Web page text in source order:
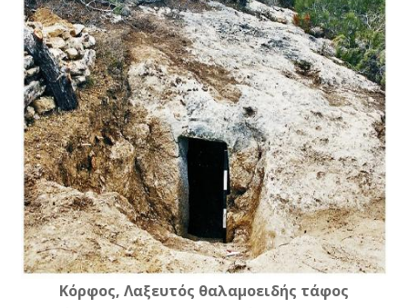
Κόρφος, Λαξευτός θαλαμοειδής τάφος